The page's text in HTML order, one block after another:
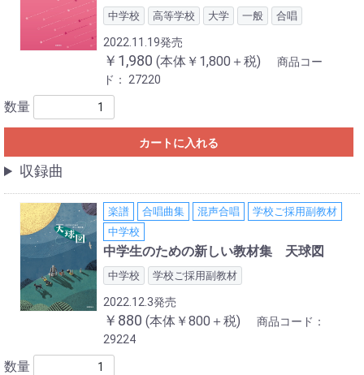
中学校 高等学校 大学 一般 合唱
2022.11.19発売
￥1,980 (本体￥1,800＋税)
商品コー
ド： 27220
数量
カートに入れる
収録曲
楽譜 合唱曲集 混声合唱
学校ご採用副教材
中学校
中学生のための新しい教材集 天球図
中学校 学校ご採用副教材
2022.12.3発売
￥880 (本体￥800＋税)
商品コード：
29224
数量